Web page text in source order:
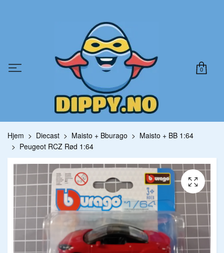
0
Hjem Diecast Maisto + Bburago
Maisto + BB 1:64
Peugeot RCZ Rød 1:64